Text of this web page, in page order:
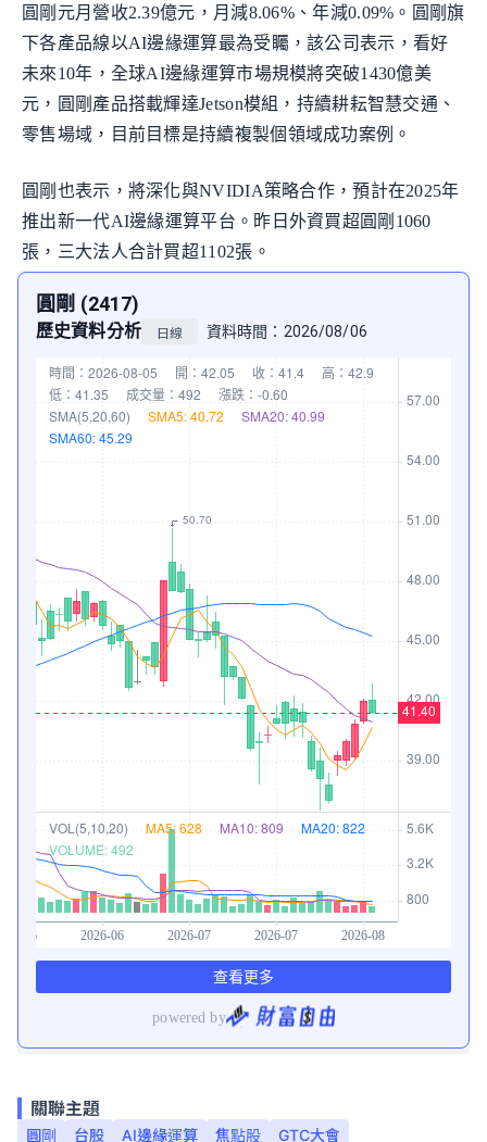
圓剛元月營收2.39億元，月減8.06%、年減0.09%。圓剛旗
下各產品線以AI邊緣運算最為受矚，該公司表示，看好
未來10年，全球AI邊緣運算市場規模將突破1430億美
元，圓剛產品搭載輝達Jetson模組，持續耕耘智慧交通、
零售場域，目前目標是持續複製個領域成功案例。
圓剛也表示，將深化與NVIDIA策略合作，預計在2025年
推出新一代AI邊緣運算平台。昨日外資買超圓剛1060
張，三大法人合計買超1102張。
關聯主題
圓剛 台股 AI邊緣運算 焦點股 GTC大會